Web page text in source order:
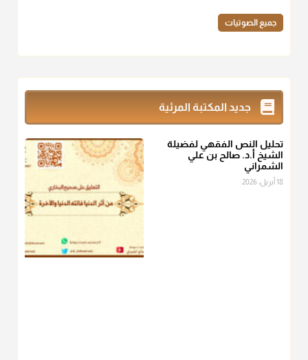
أ.د. صالح الشمراني
المعتدلين غير مقبوضتين ولا مبسوطتين أربع مرات من الرز أو البر
أو التمر أو اللحم
منذ 3 شهر
، فإلم يعلم إلا بعد ذلك لم تجزه لقولهﷺ:
جميع الصوتيات
جديد المكتبة المرئية
تحليل النص الفقهي لفضيلة
الشيخ أ.د. صالح بن علي
الشمراني
18 أبريل، 2026